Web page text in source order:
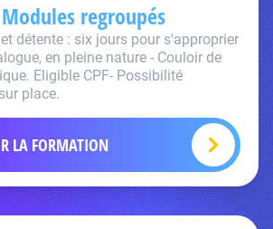
regroupés
détente : six jours pour s'approprier
en pleine nature - Couloir de
Eligible CPF- Possibilité
place.
LA FORMATION